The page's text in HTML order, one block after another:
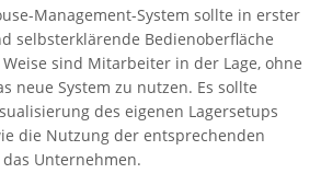
Management-System sollte in erster
selbsterklärende Bedienoberfläche
sind Mitarbeiter in der Lage, ohne
neue System zu nutzen. Es sollte
des eigenen Lagersetups
die Nutzung der entsprechenden
Unternehmen.